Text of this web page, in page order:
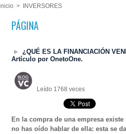
Inicio > INVERSORES
PÁGINA
¿QUÉ ES LA FINANCIACIÓN
Artículo por OnetoOne.
Leído 1768 veces
En la compra de una empresa
no has oído hablar de ella: esta se